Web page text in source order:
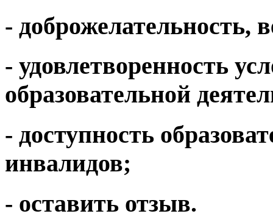
- доброжелательность,
- удовлетворенность
образовательной
- доступность
инвалидов;
- оставить отзыв.